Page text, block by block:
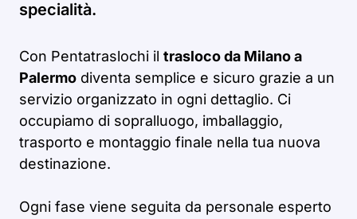
specialità.
Con Pentatraslochi il trasloco da Milano a
Palermo diventa semplice e sicuro grazie a un
servizio organizzato in ogni dettaglio. Ci
occupiamo di sopralluogo, imballaggio,
trasporto e montaggio finale nella tua nuova
destinazione.
Ogni fase viene seguita da personale esperto